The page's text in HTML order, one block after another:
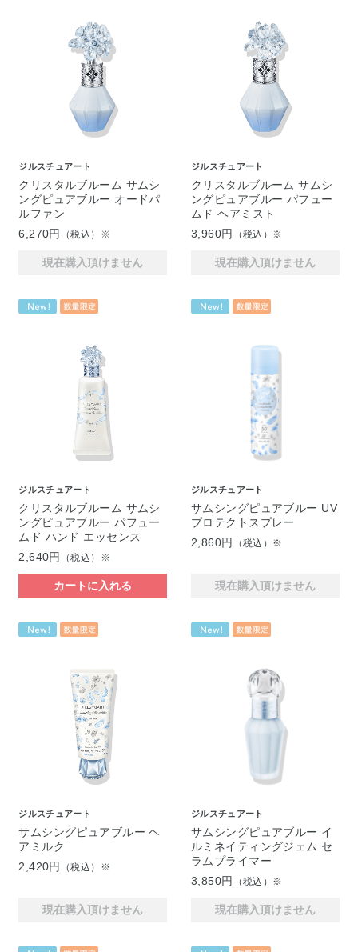
ジルスチュアート
クリスタルブルーム サムシ
ングピュアブルー オードパ
ルファン
6,270円
（税込）※
現在購入頂けません
ジルスチュアート
クリスタルブルーム サムシ
ングピュアブルー パフュー
ムド ヘアミスト
3,960円
（税込）※
現在購入頂けません
ジルスチュアート
クリスタルブルーム サムシ
ングピュアブルー パフュー
ムド ハンド エッセンス
2,640円
（税込）※
カートに入れる
ジルスチュアート
サムシングピュアブルー UV
プロテクトスプレー
2,860円
（税込）※
現在購入頂けません
ジルスチュアート
サムシングピュアブルー ヘ
アミルク
2,420円
（税込）※
現在購入頂けません
ジルスチュアート
サムシングピュアブルー イ
ルミネイティングジェム セ
ラムプライマー
3,850円
（税込）※
現在購入頂けません